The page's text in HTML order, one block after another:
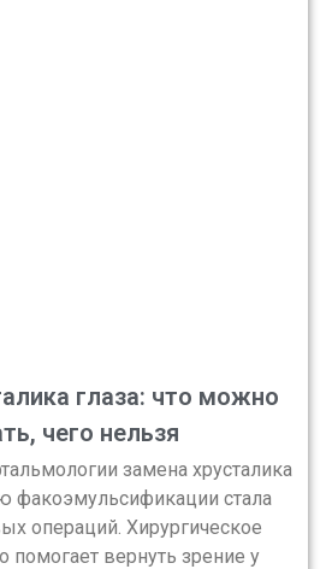
глаза: что можно
чего нельзя
замена хрусталика
факоэмульсификации стала
операций. Хирургическое
помогает вернуть зрение у